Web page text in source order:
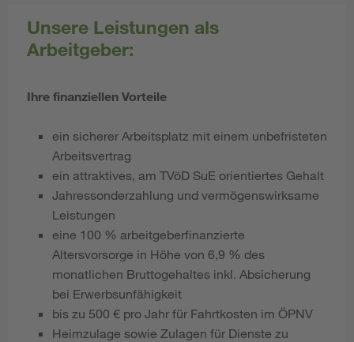
Unsere Leistungen als
Arbeitgeber:
Ihre finanziellen Vorteile
ein sicherer Arbeitsplatz mit einem unbefristeten
Arbeitsvertrag
ein attraktives, am TVöD SuE orientiertes Gehalt
Jahressonderzahlung und vermögenswirksame
Leistungen
eine 100 % arbeitgeberfinanzierte
Altersvorsorge in Höhe von 6,9 % des
monatlichen Bruttogehaltes inkl. Absicherung
bei Erwerbsunfähigkeit
bis zu 500 € pro Jahr für Fahrtkosten im ÖPNV
Heimzulage sowie Zulagen für Dienste zu